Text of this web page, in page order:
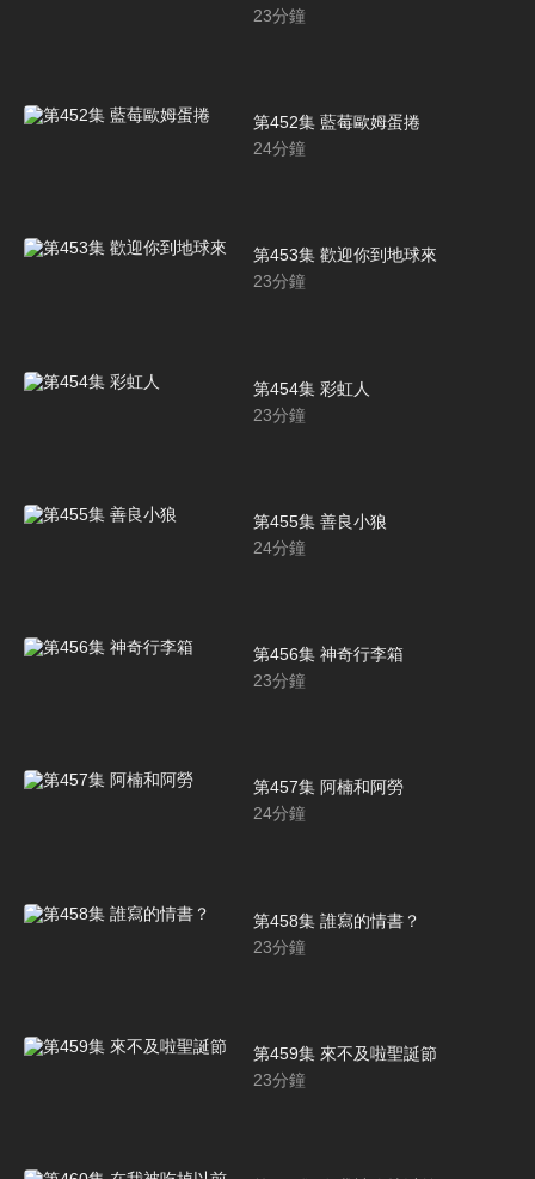
23分鐘
第452集 藍莓歐姆蛋捲
24分鐘
第453集 歡迎你到地球來
23分鐘
第454集 彩虹人
23分鐘
第455集 善良小狼
24分鐘
第456集 神奇行李箱
23分鐘
第457集 阿楠和阿勞
24分鐘
第458集 誰寫的情書？
23分鐘
第459集 來不及啦聖誕節
23分鐘